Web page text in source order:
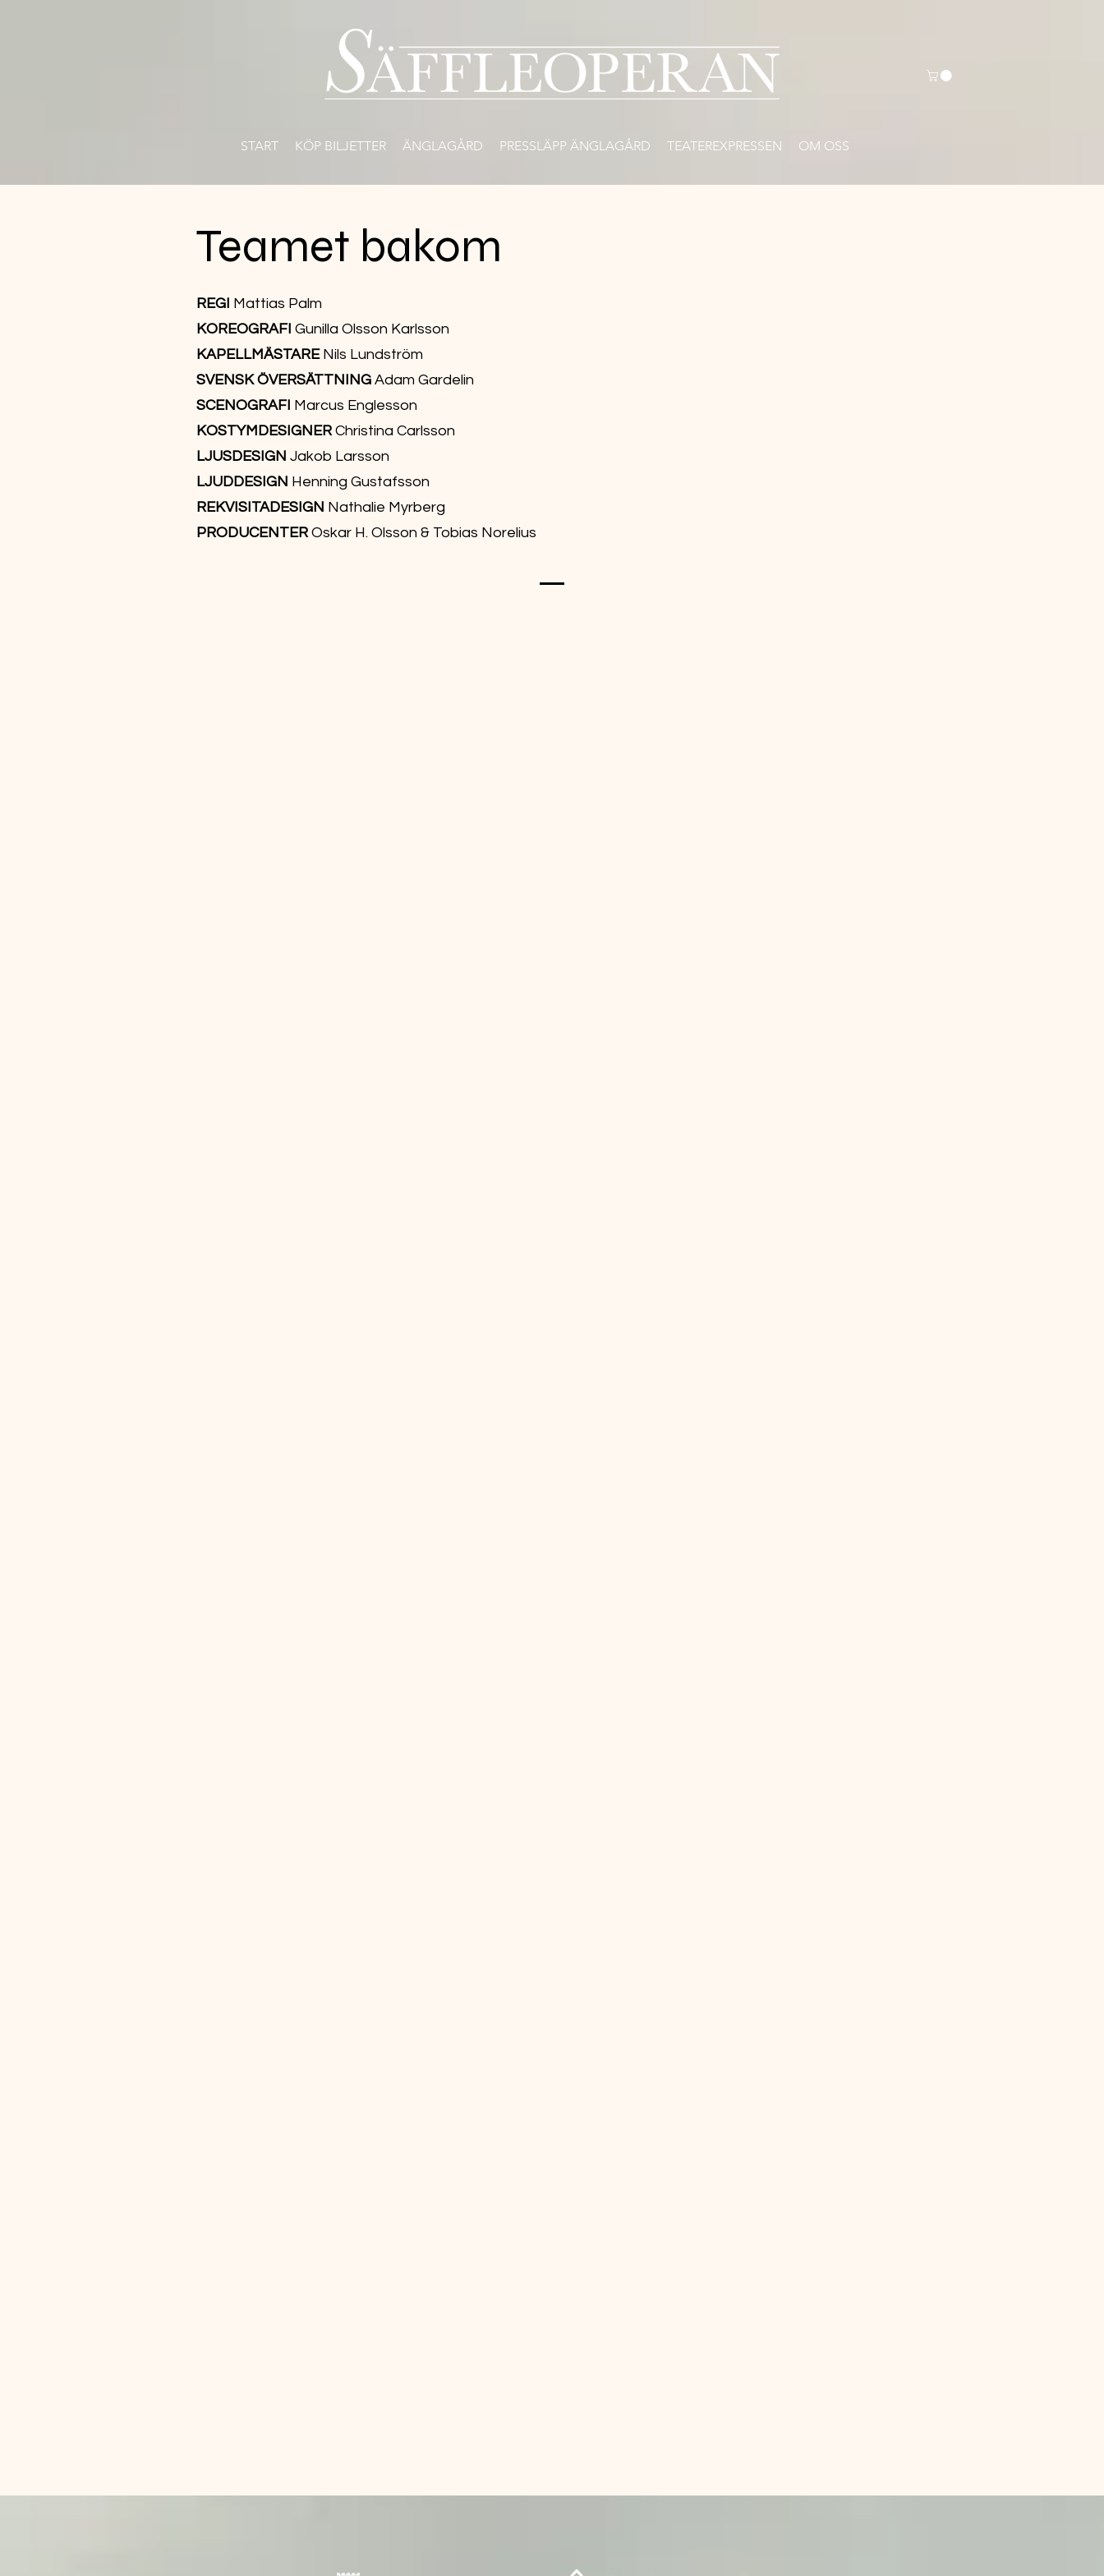
START KÖP BILJETTER ÄNGLAGÅRD PRESSLÄPP ÄNGLAGÅRD TEATEREXPRESSEN OM OSS
Teamet bakom
REGI Mattias Palm
KOREOGRAFI Gunilla Olsson Karlsson
KAPELLMÄSTARENils Lundström
SVENSK ÖVERSÄTTNING Adam Gardelin
SCENOGRAFI Marcus Englesson
KOSTYMDESIGNERChristina Carlsson
LJUSDESIGN Jakob Larsson
LJUDDESIGN Henning Gustafsson
REKVISITADESIGN Nathalie Myrberg
PRODUCENTEROskar H. Olsson & Tobias Norelius